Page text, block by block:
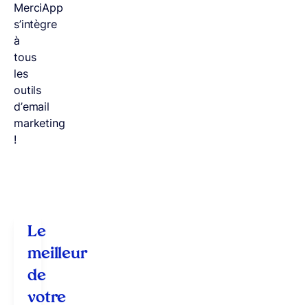
MerciApp
s’intègre
à
tous
les
outils
d’email
marketing
!
Le
meilleur
de
votre